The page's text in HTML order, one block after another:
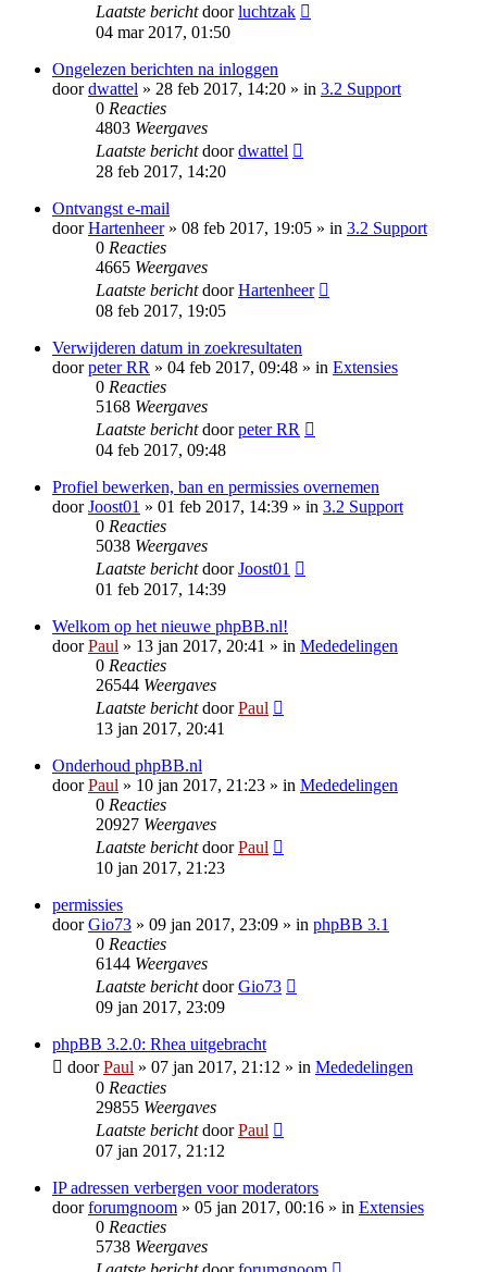
Laatste berichtdoorluchtzak
04 mar 2017, 01:50
Ongelezen berichten na inloggen
doordwattel » 28 feb 2017, 14:20 » in 3.2 Support
0 Reacties
4803 Weergaves
Laatste berichtdoordwattel
28 feb 2017, 14:20
Ontvangst e-mail
doorHartenheer» 08 feb 2017, 19:05 » in 3.2 Support
0 Reacties
4665 Weergaves
Laatste berichtdoorHartenheer
08 feb 2017, 19:05
Verwijderen datum in zoekresultaten
doorpeter RR » 04 feb 2017, 09:48 » in Extensies
0 Reacties
5168 Weergaves
Laatste berichtdoorpeter RR
04 feb 2017, 09:48
Profiel bewerken, ban en permissies overnemen
doorJoost01 » 01 feb 2017, 14:39 » in 3.2 Support
0 Reacties
5038 Weergaves
Laatste berichtdoorJoost01
01 feb 2017, 14:39
Welkom op het nieuwe phpBB.nl!
doorPaul » 13 jan 2017, 20:41 » in Mededelingen
0 Reacties
26544 Weergaves
Laatste berichtdoorPaul
13 jan 2017, 20:41
Onderhoud phpBB.nl
doorPaul » 10 jan 2017, 21:23 » in Mededelingen
0 Reacties
20927 Weergaves
Laatste berichtdoorPaul
10 jan 2017, 21:23
permissies
doorGio73 » 09 jan 2017, 23:09 » in phpBB 3.1
0 Reacties
6144 Weergaves
Laatste berichtdoorGio73
09 jan 2017, 23:09
phpBB 3.2.0: Rhea uitgebracht
doorPaul » 07 jan 2017, 21:12 » in Mededelingen
0 Reacties
29855 Weergaves
Laatste berichtdoorPaul
07 jan 2017, 21:12
IP adressen verbergen voor moderators
doorforumgnoom » 05 jan 2017, 00:16 » in Extensies
0 Reacties
5738 Weergaves